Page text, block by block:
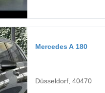
Mercedes A 180
Düsseldorf, 40470